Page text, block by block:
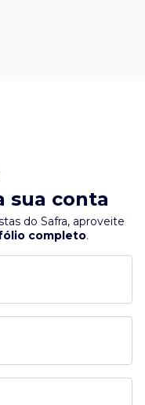
sua conta
do Safra, aproveite
completo.